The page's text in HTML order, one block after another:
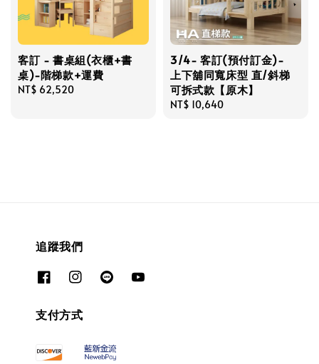
客訂 - 書桌組(衣櫃+書
桌)-階梯款+運費
Regular
NT$ 62,520
3/4- 客訂(預付訂金)-
上下舖同寬床型 直/斜梯
可拆式款【原木】
Regular
NT$ 10,640
追蹤我們
支付方式